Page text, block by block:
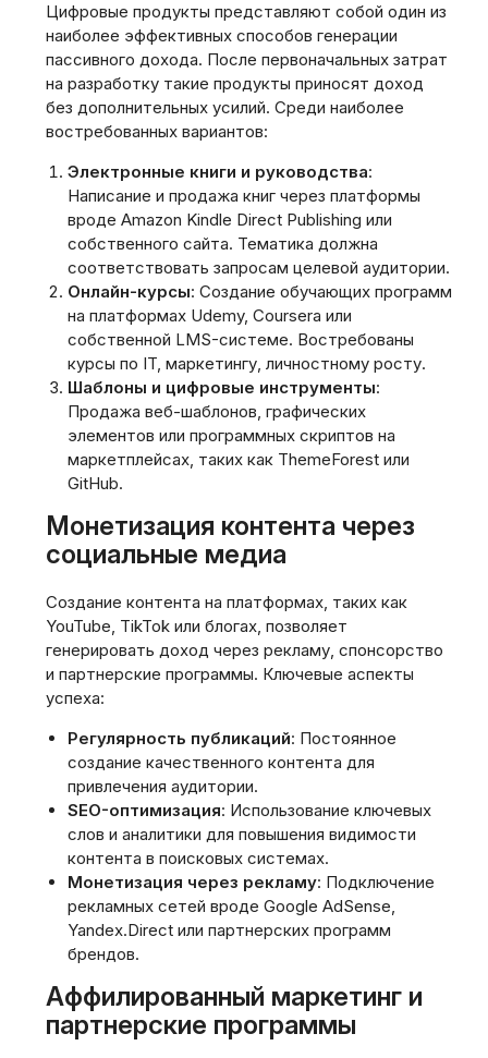
Цифровые продукты представляют собой один из
наиболее эффективных способов генерации
пассивного дохода. После первоначальных затрат
на разработку такие продукты приносят доход
без дополнительных усилий. Среди наиболее
востребованных вариантов:
Электронные книги и руководства:
Написание и продажа книг через платформы
вроде Amazon Kindle Direct Publishing или
собственного сайта. Тематика должна
соответствовать запросам целевой аудитории.
Онлайн-курсы: Создание обучающих программ
на платформах Udemy, Coursera или
собственной LMS-системе. Востребованы
курсы по IT, маркетингу, личностному росту.
Шаблоны и цифровые инструменты:
Продажа веб-шаблонов, графических
элементов или программных скриптов на
маркетплейсах, таких как ThemeForest или
GitHub.
Монетизация контента через
социальные медиа
Создание контента на платформах, таких как
YouTube, TikTok или блогах, позволяет
генерировать доход через рекламу, спонсорство
и партнерские программы. Ключевые аспекты
успеха:
Регулярность публикаций: Постоянное
создание качественного контента для
привлечения аудитории.
SEO-оптимизация: Использование ключевых
слов и аналитики для повышения видимости
контента в поисковых системах.
Монетизация через рекламу: Подключение
рекламных сетей вроде Google AdSense,
Yandex.Direct или партнерских программ
брендов.
Аффилированный маркетинг и
партнерские программы